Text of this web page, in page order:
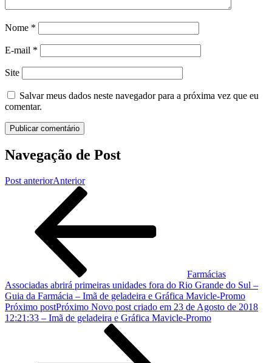
Nome *
E-mail *
Site
Salvar meus dados neste navegador para a próxima vez que eu
comentar.
Navegação de Post
Post anteriorAnterior
Farmácias
Associadas abrirá primeiras unidades fora do Rio Grande do Sul –
Guia da Farmácia – Imã de geladeira e Gráfica Mavicle-Promo
Próximo postPróximo Novo post criado em 23 de Agosto de 2018
12:21:33 – Imã de geladeira e Gráfica Mavicle-Promo